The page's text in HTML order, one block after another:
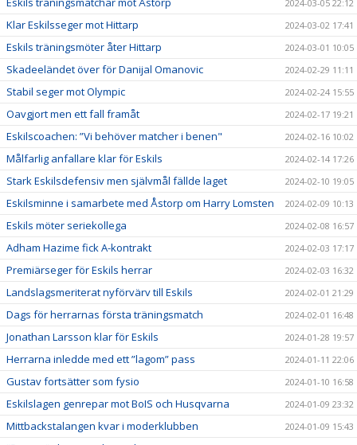
2024-03-05 22:12
Klar Eskilsseger mot Hittarp 2024-03-02 17:41
Eskils träningsmöter åter Hittarp 2024-03-01 10:05
Skadeeländet över för Danijal Omanovic 2024-02-29 11:11
Stabil seger mot Olympic 2024-02-24 15:55
Oavgjort men ett fall framåt 2024-02-17 19:21
Eskilscoachen: ”Vi behöver matcher i benen" 2024-02-16 10:02
Målfarlig anfallare klar för Eskils 2024-02-14 17:26
Stark Eskilsdefensiv men självmål fällde laget 2024-02-10 19:05
Eskilsminne i samarbete med Åstorp om Harry Lomsten 2024-02-09 10:13
Eskils möter seriekollega 2024-02-08 16:57
Adham Hazime fick A-kontrakt 2024-02-03 17:17
Premiärseger för Eskils herrar 2024-02-03 16:32
Landslagsmeriterat nyförvärv till Eskils 2024-02-01 21:29
Dags för herrarnas första träningsmatch 2024-02-01 16:48
Jonathan Larsson klar för Eskils 2024-01-28 19:57
Herrarna inledde med ett ”lagom” pass 2024-01-11 22:06
Gustav fortsätter som fysio 2024-01-10 16:58
Eskilslagen genrepar mot BoIS och Husqvarna 2024-01-09 23:32
Mittbackstalangen kvar i moderklubben 2024-01-09 15:43